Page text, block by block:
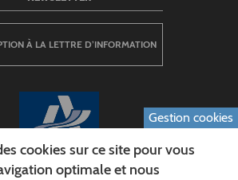
À LA LETTRE D’INFORMATION
Gestion cookies
cookies sur ce site pour vous
optimale et nous